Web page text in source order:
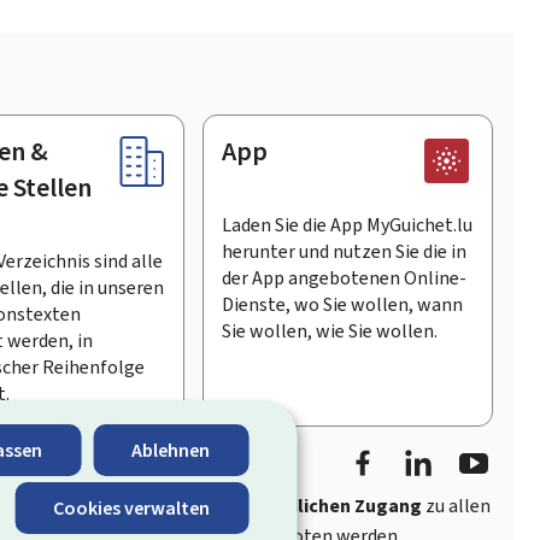
Ablehnen
Cookies verwalten
&
Stellen
sind alle
die in unseren
in
Reihenfolge
App
Laden Sie die App MyGuichet.lu
herunter und nutzen Sie die in
der App angebotenen Online-
Dienste, wo Sie wollen, wann
Sie wollen, wie Sie wollen.
FacebookLinkedIn
schnellen und benutzerfreundlichen Zugang zu allen